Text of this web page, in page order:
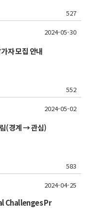
527
자 모집 안내
552
2024-05-30
(경계 → 관심)
583
2024-05-02
Challenges Pr
2024-04-25